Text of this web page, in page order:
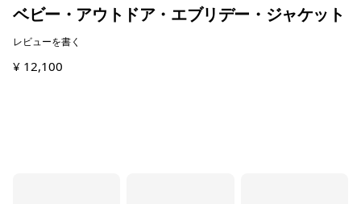
ベビー・アウトドア・エブリデー・ジャケット
レビューを書く
¥ 12,100